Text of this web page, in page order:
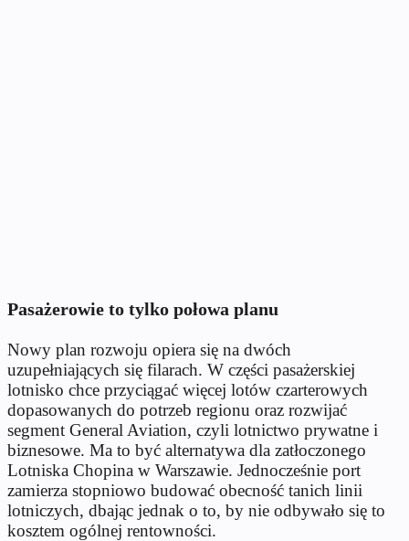
Pasażerowie to tylko połowa planu
Nowy plan rozwoju opiera się na dwóch
uzupełniających się filarach. W części pasażerskiej
lotnisko chce przyciągać więcej lotów czarterowych
dopasowanych do potrzeb regionu oraz rozwijać
segment General Aviation, czyli lotnictwo prywatne i
biznesowe. Ma to być alternatywa dla zatłoczonego
Lotniska Chopina w Warszawie. Jednocześnie port
zamierza stopniowo budować obecność tanich linii
lotniczych, dbając jednak o to, by nie odbywało się to
kosztem ogólnej rentowności.